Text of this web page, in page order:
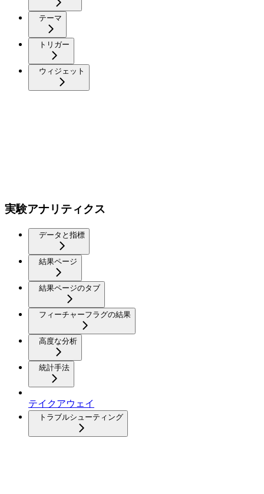
テーマ
トリガー
ウィジェット
実験アナリティクス
データと指標
結果ページ
結果ページのタブ
フィーチャーフラグの結果
高度な分析
統計手法
テイクアウェイ
トラブルシューティング